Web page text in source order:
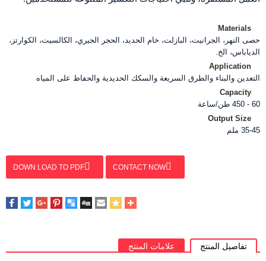
Materials
حصى النهر، الجرانيت، البازلت، خام الحديد، الحجر الجيري، الكالسيت، الكوارتز،
الدياباس، الخ.
Application
التعدين والبناء والطرق السريعة والسكك الحديدية والحفاظ على المياه
Capacity
60 - 450 طن/ساعة
Output Size
35-45 ملم
CONTACT NOW
DOWN LOAD TO PDF
تفاصيل المنتج علامات المنتج